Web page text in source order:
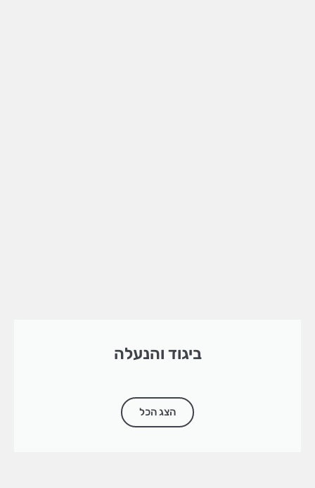
ביגוד והנעלה
הצג הכל